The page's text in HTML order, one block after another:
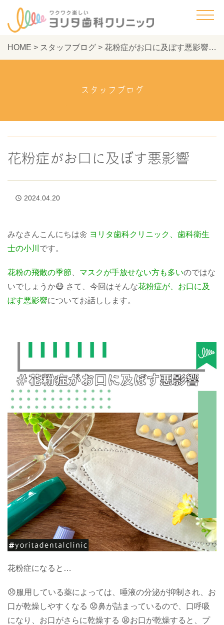
HOME > スタッフブログ > 花粉症がお口に及ぼす悪影響 - ヨリタ歯科クリニック
スタッフブログ
花粉症がお口に及ぼす悪影響
access_time 2024.04.20
みなさんこんにちは🌼 ヨリタ歯科クリニック、歯科衛生
士の小川 です。
花粉の飛散の季節 マスクが手放せない方も多いのではな
いでしょうか😷 さて、今回はそんな花粉症が、お口に及
ぼす悪影響についてお話しします。
花粉症になると…
😞服用している薬によっては、唾液の分泌が抑制され、お
口が乾燥しやすくなる 😟鼻が詰まっているので、口呼吸
になり、お口がさらに乾燥する 😫お口が乾燥すると、プ